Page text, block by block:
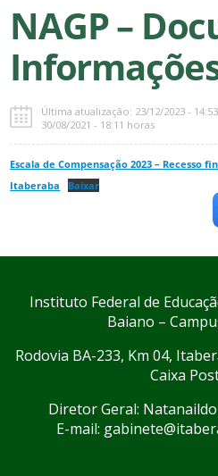
NAGP –
Última atualização: 23/12/2023 -
30/08/2021 - 18:11 horas
Escala de Compensação 2023 – Recesso
Itaberaba
Baixar
Instituto Federal de
Baiano –
Rodovia BA-233, Km 04,
Caixa
Diretor Geral:
E-mail: